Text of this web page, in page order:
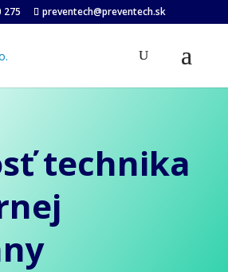
275 preventech@preventech.sk
technika